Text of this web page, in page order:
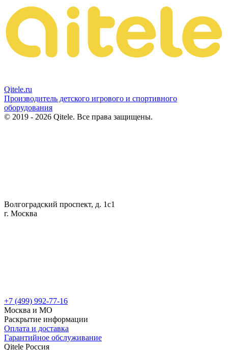
Qitele.ru
Производитель детского игрового и спортивного
оборудования
© 2019 - 2026 Qitele. Все права защищены.
Волгоградский проспект, д. 1с1
г. Москва
+7 (499) 992-77-16
Москва и МО
Раскрытие информации
Оплата и доставка
Гарантийное обслуживание
Qitele Россия